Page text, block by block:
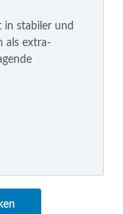
stabiler und
als extra-